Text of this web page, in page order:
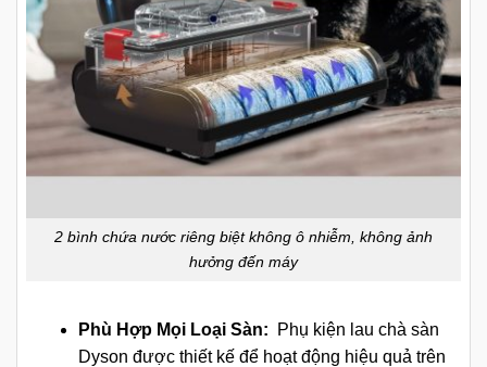
2 bình chứa nước riêng biệt không ô nhiễm, không ảnh
hưởng đến máy
Phù Hợp Mọi Loại Sàn:
Phụ kiện lau chà sàn
Dyson được thiết kế để hoạt động hiệu quả trên